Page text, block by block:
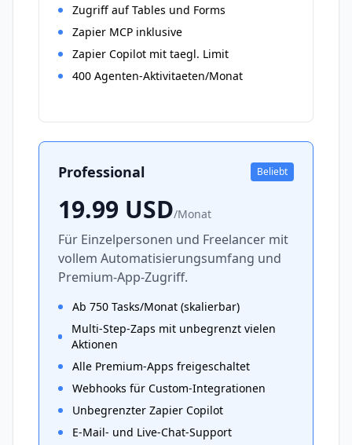
Zugriff auf Tables und Forms
Zapier MCP inklusive
Zapier Copilot mit taegl. Limit
400 Agenten-Aktivitaeten/Monat
Professional Beliebt
19.99 USD/Monat
Für Einzelpersonen und Freelancer mit
vollem Automatisierungsumfang und
Premium-App-Zugriff.
Ab 750 Tasks/Monat (skalierbar)
Multi-Step-Zaps mit unbegrenzt vielen
Aktionen
Alle Premium-Apps freigeschaltet
Webhooks für Custom-Integrationen
Unbegrenzter Zapier Copilot
E-Mail- und Live-Chat-Support